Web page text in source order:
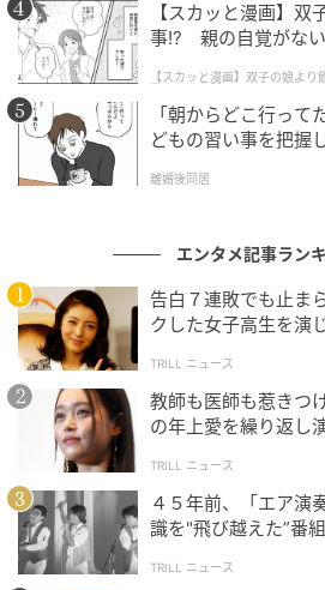
一作ごとに、任される器が大きく
で売るのではなく、確かさで選
くても手を抜かない。その積み重
越えた評価をつくる。山下はそ
目立つ才能を誇るより、続ける
筋の通し方が、見ている人をいつ
大きく広がる活躍の場
2026年7月17日公開の映画『キ
で、山下は陽（よう）を演じる
王・嬴政に仕える宮女で、蒔田
を支える快活な女性だ。
人気実写シリーズの大作に名を連
や配信で実力を示してきた彼女
【スカッと漫画】双
事!? 親の自覚がない
【スカッと漫画】双子の娘よ
懲らしめた話
「朝からどこ行っ
どもの習い事を把握
離婚後同居
エンタメ記事ラン
告白７連敗でも止ま
クした女子高生を演
TRILL ニュース
教師も医師も惹きつ
の年上愛を繰り返し
TRILL ニュース
４５年前、「エア
識を"飛び越えた”番
TRILL ニュース